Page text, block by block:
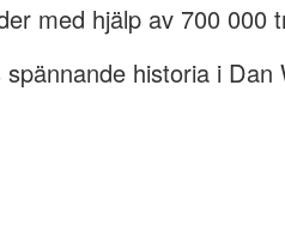
med hjälp av 700 000
historia i